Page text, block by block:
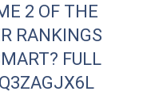
2 OF THE
RANKINGS
? FULL